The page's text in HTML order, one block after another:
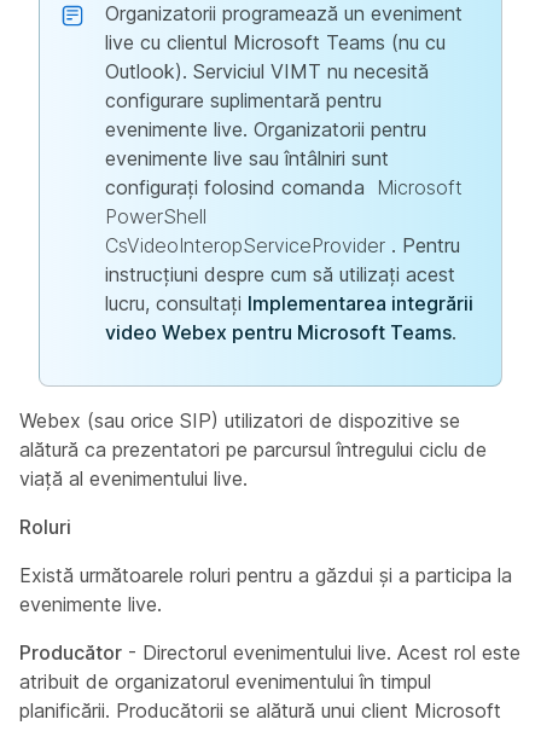
Organizatorii programează un eveniment
live cu clientul Microsoft Teams (nu cu
Outlook). Serviciul VIMT nu necesită
configurare suplimentară pentru
evenimente live. Organizatorii pentru
evenimente live sau întâlniri sunt
configurați folosind comanda
Microsoft
PowerShell
CsVideoInteropServiceProvider . Pentru
instrucțiuni despre cum să utilizați acest
lucru, consultați Implementarea integrării
video Webex pentru Microsoft Teams.
Webex (sau orice SIP) utilizatori de dispozitive se
alătură ca prezentatori pe parcursul întregului ciclu de
viață al evenimentului live.
Roluri
Există următoarele roluri pentru a găzdui și a participa la
evenimente live.
Producător - Directorul evenimentului live. Acest rol este
atribuit de organizatorul evenimentului în timpul
planificării. Producătorii se alătură unui client Microsoft